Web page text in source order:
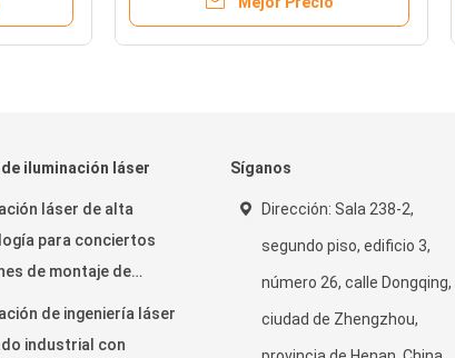
iluminación láser
láser de alta
para conciertos
de montaje de
de ingeniería láser
industrial con
Síganos
Dirección: Sala 238-2,
segundo piso, edificio 3,
número 26, calle Dongqing,
ciudad de Zhengzhou,